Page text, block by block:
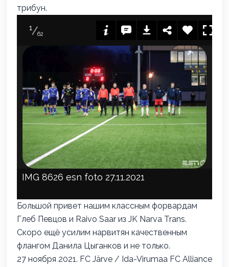
трибун.
1
62
IMG 8626 esn foto 27.11.2021
Большой привет нашим классным форвардам
Глеб Певцов и Raivo Saar из JK Narva Trans.
Скоро ещё усилим нарвитян качественным
флангом Данила Цыганков и не только.
27 ноября 2021. FC Järve / Ida-Virumaa FC Alliance